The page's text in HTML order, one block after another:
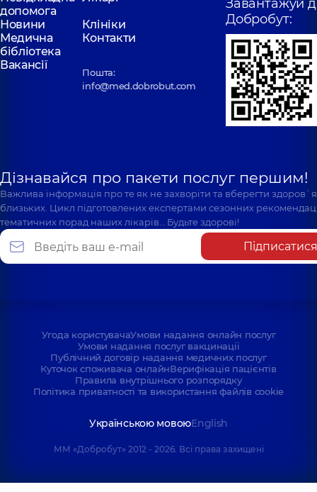
допомога
Новини
Клініки
Медична
бібліотека
Контакти
Вакансії
Пошта:
info@med.dobrobut.com
Завантажуй
Добробут:
Дізнавайся про пакети послуг першим!
Важлива інформація про те як не захворіти та вберегти
близьких. Цикл підготовлених експертами сезонних
тематичних порад наших лікарів… Будьте здорові!
Підписатися
Угода користувачаУмови надання онлайн послуг
Умови надання послуг вакцинації
Публічний договір надання медичних послуг
Куточок споживача онлайнВерифікація пацієнтів
Правила внутрішнього розпорядку
Політика приватності та використання файлів cookie
Українською мовоюEnglish
ММ «Добробут» 2012 - 2026. Всі права захищені